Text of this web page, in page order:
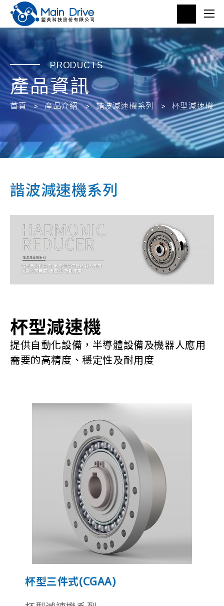
PRODUCTS
產品資訊
首頁 產品介紹 諧波減速機系列 杯型減速機
諧波減速機系列
杯型減速機
提供自動化設備，半導體設備及機器人應用
需要的高精度、穩定性及耐用度
杯型三件式(CGAA)